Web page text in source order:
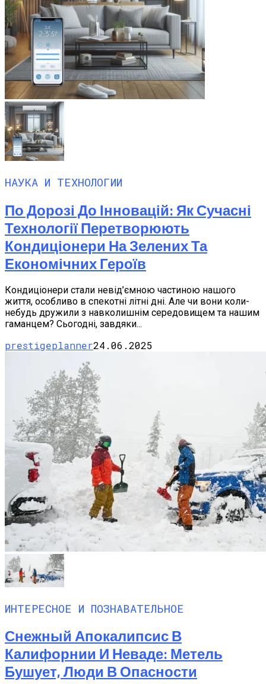
НАУКА И ТЕХНОЛОГИИ
По Дорозі До Інновацій: Як Сучасні
Технології Перетворюють
Кондиціонери На Зелених Та
Економічних Героїв
Кондиціонери стали невід’ємною частиною нашого
життя, особливо в спекотні літні дні. Але чи вони коли-
небудь дружили з навколишнім середовищем та нашим
гаманцем? Сьогодні, завдяки...
prestigeplanner24.06.2025
ИНТЕРЕСНОЕ И ПОЗНАВАТЕЛЬНОЕ
Снежный Апокалипсис В
Калифорнии И Неваде: Метель
Бушует, Люди В Опасности